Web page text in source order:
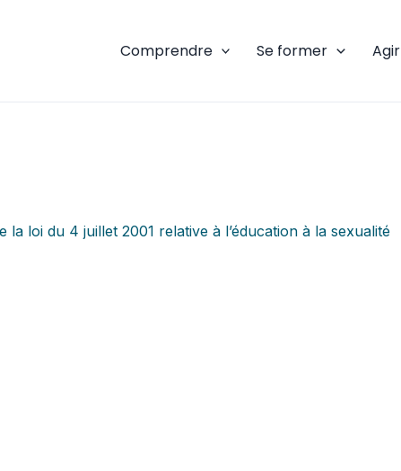
Comprendre Se former Agir
loi du 4 juillet 2001 relative à l’éducation à la sexualité